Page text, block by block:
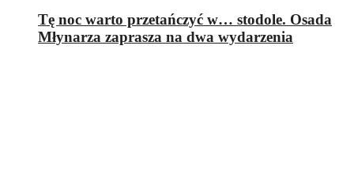
Tę noc warto przetańczyć w… stodole. Osada
Młynarza zaprasza na dwa wydarzenia